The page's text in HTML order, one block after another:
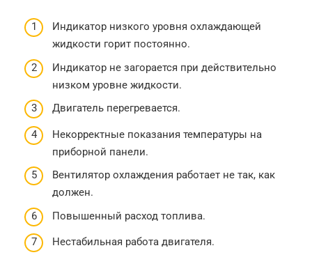
Индикатор низкого уровня охлаждающей
жидкости горит постоянно.
Индикатор не загорается при действительно
низком уровне жидкости.
Двигатель перегревается.
Некорректные показания температуры на
приборной панели.
Вентилятор охлаждения работает не так, как
должен.
Повышенный расход топлива.
Нестабильная работа двигателя.